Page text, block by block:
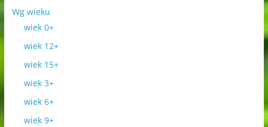
Wg wieku
wiek 0+
wiek 12+
wiek 15+
wiek 3+
wiek 6+
wiek 9+